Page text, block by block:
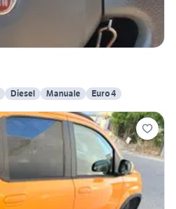
Diesel Manuale Euro 4